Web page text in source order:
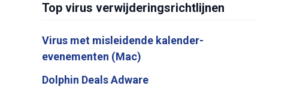
Top virus verwijderingsrichtlijnen
Virus met misleidende kalender-
evenementen (Mac)
Dolphin Deals Adware